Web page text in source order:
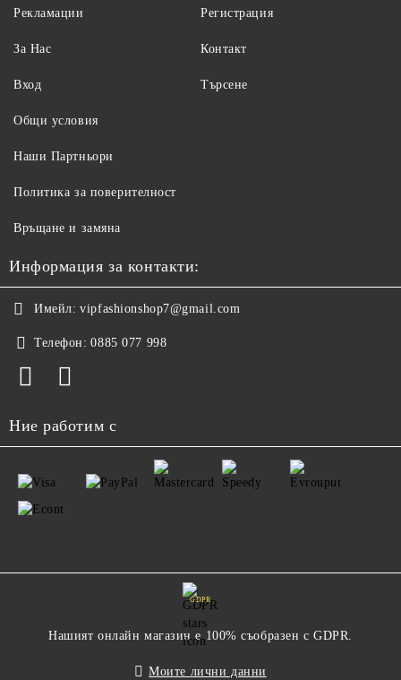
Рекламации
За Нас
Вход
Регистрация
Контакт
Търсене
Общи условия
Наши Партньори
Политика за поверителност
Връщане и замяна
Информация за контакти:
Имейл: vipfashionshop7@gmail.com
Телефон: 0885 077 998
Ние работим с
GDPR
Нашият онлайн магазин е 100% съобразен с GDPR.
Моите лични данни